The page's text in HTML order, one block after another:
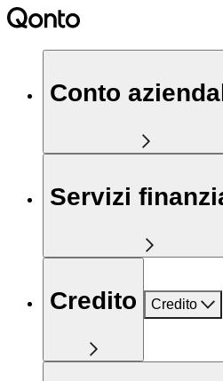
Conto
Servizi
Credito Credito